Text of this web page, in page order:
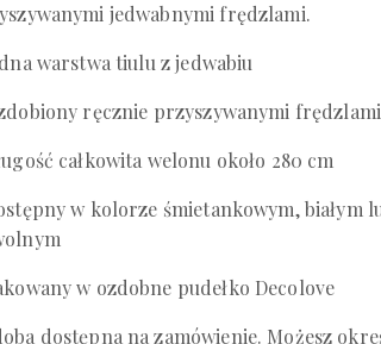
jedwabnymi frędzlami.
warstwa tiulu z jedwabiu
ręcznie przyszywanymi frędzlami
całkowita welonu około 280 cm
w kolorze śmietankowym, białym
w ozdobne pudełko Decolove
dostępna na zamówienie. Możesz